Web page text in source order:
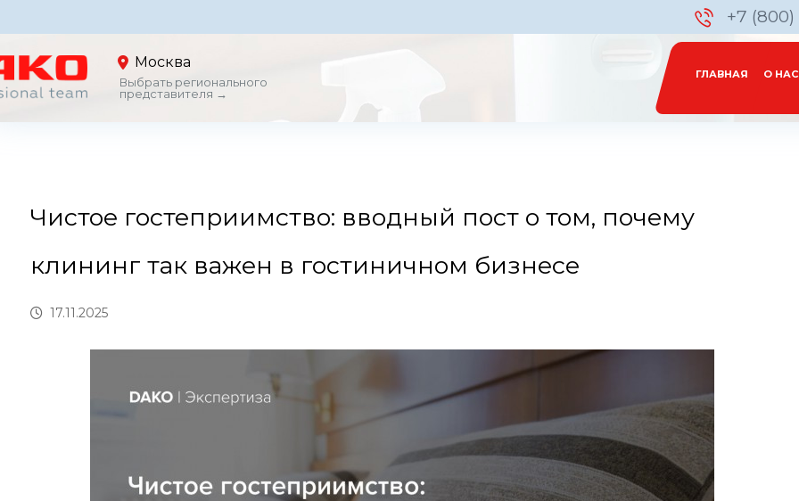
+7
Москва
Выбрать регионального
представителя →
ГЛАВНАЯ О НАС
Чистое гостеприимство: вводный пост о том, почему
клининг так важен в гостиничном бизнесе
17.11.2025